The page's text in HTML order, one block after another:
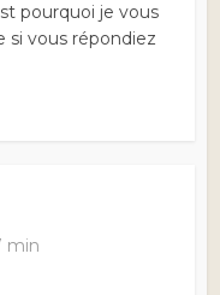
pourquoi je vous
si vous répondiez
min